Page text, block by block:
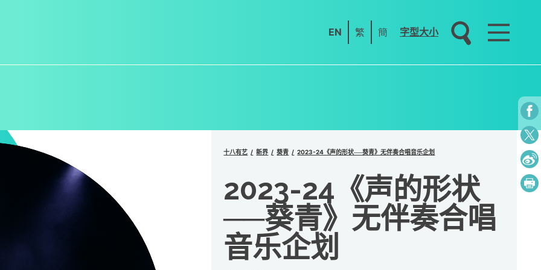
EN 繁 簡 字型大小
十八有艺 新界 葵青 2023-24《声的形状──葵青》无伴奏合唱音乐企划
2023-24《声的形状
──葵青》无伴奏合唱
音乐企划